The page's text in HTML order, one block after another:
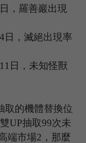
日，羅善巖出現
4日，滅絕出現率
11 日，未知怪獸
取的機體替換位
UP抽取99次未
端市場2 ，那麼